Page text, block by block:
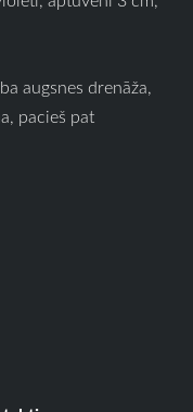
augsnes drenāža,
pacieš pat